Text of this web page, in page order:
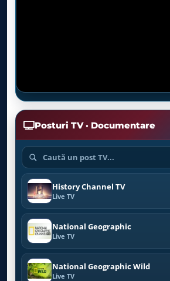
Posturi TV · Documentare
History Channel TV
Live TV
National Geographic
Live TV
National Geographic Wild
Live TV